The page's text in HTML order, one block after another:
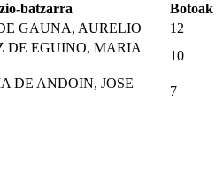
batzarra
Botoak
GAUNA, AURELIO
12
DE EGUINO, MARIA
10
DE ANDOIN, JOSE
7